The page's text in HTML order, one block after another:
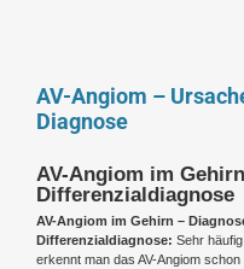
AV-Angiom –
Diagnose
AV-Angiom im
Differenzialdiagnose
AV-Angiom im Gehirn –
Differenzialdiagnose: Sehr häufig
erkennt man das AV-Angiom